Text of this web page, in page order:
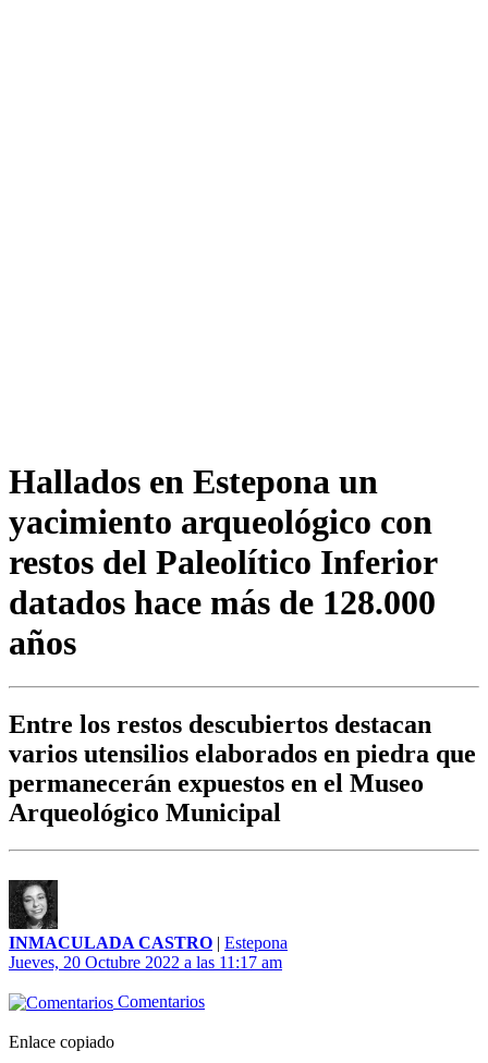
Hallados en Estepona un
yacimiento arqueológico con
restos del Paleolítico Inferior
datados hace más de 128.000
años
Entre los restos descubiertos destacan
varios utensilios elaborados en piedra que
permanecerán expuestos en el Museo
Arqueológico Municipal
INMACULADA CASTRO | Estepona
Jueves, 20 Octubre 2022 a las 11:17 am
Comentarios
Enlace copiado